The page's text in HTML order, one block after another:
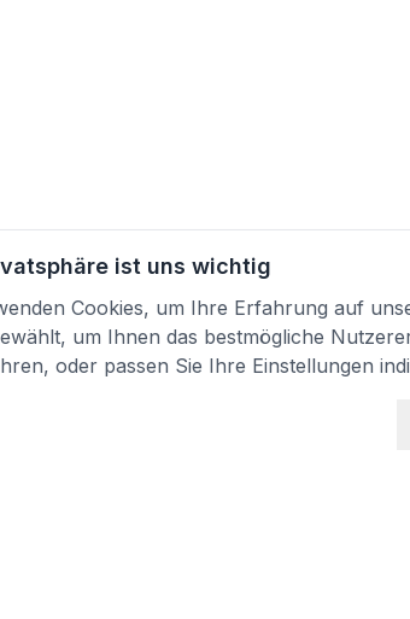
ist uns wichtig
Cookies, um Ihre Erfahrung auf
um Ihnen das bestmögliche
oder passen Sie Ihre Einstellungen